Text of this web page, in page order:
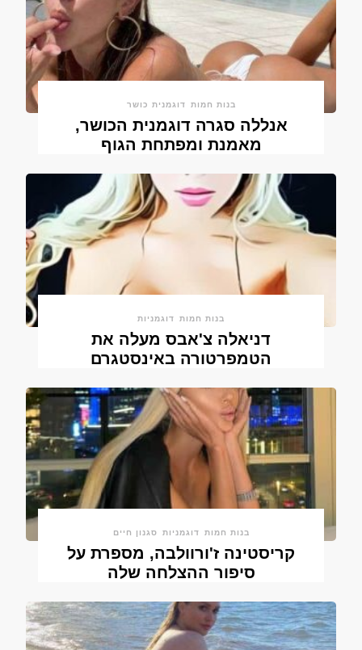
בנות חמות דוגמנית כושר
אנללה סגרה דוגמנית הכושר,
מאמנת ומפתחת הגוף
בנות חמות דוגמניות
דניאלה צ'אבס מעלה את
הטמפרטורה באינסטגרם
בנות חמות דוגמניות סגנון חיים
קריסטינה ז'ורוולבה, מספרת על
סיפור ההצלחה שלה